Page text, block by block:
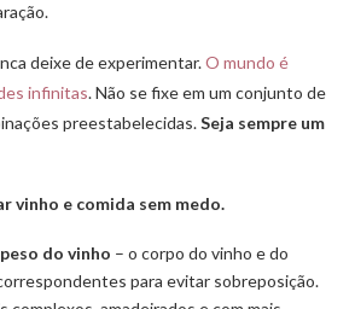
deixe de experimentar.O mundo é
infinitas. Não se fixe em um conjunto de
preestabelecidas.Seja sempre um
vinho e comida sem medo.
do vinho – o corpo do vinho e do
para evitar sobreposição.